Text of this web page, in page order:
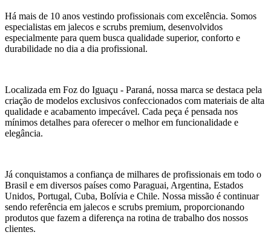
Há mais de 10 anos vestindo profissionais com excelência. Somos
especialistas em jalecos e scrubs premium, desenvolvidos
especialmente para quem busca qualidade superior, conforto e
durabilidade no dia a dia profissional.
Localizada em Foz do Iguaçu - Paraná, nossa marca se destaca pela
criação de modelos exclusivos confeccionados com materiais de alta
qualidade e acabamento impecável. Cada peça é pensada nos
mínimos detalhes para oferecer o melhor em funcionalidade e
elegância.
Já conquistamos a confiança de milhares de profissionais em todo o
Brasil e em diversos países como Paraguai, Argentina, Estados
Unidos, Portugal, Cuba, Bolívia e Chile. Nossa missão é continuar
sendo referência em jalecos e scrubs premium, proporcionando
produtos que fazem a diferença na rotina de trabalho dos nossos
clientes.